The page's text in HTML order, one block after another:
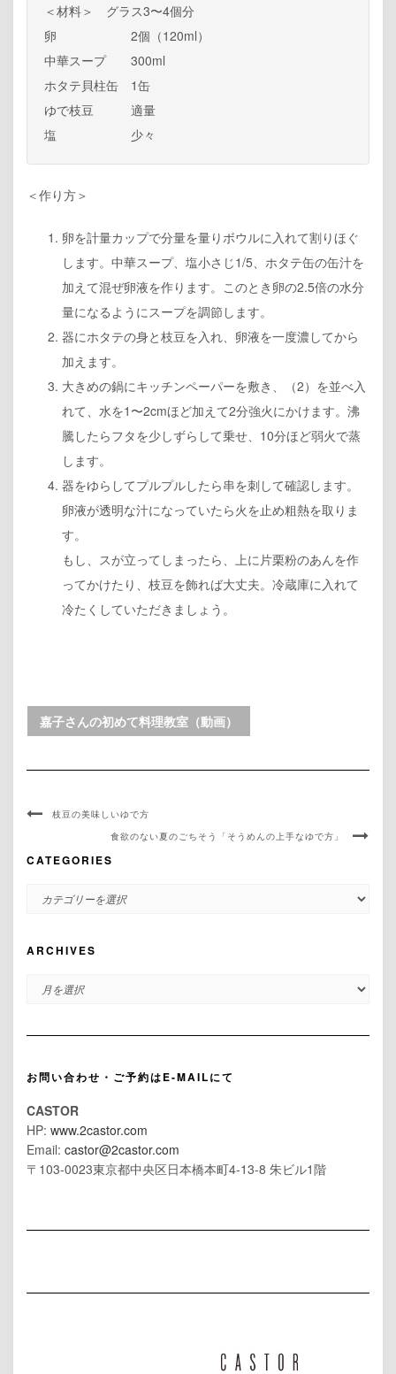
＜材料＞ グラス3〜4個分
卵 2個（120ml）
中華スープ 300ml
ホタテ貝柱缶 1缶
ゆで枝豆 適量
塩 少々
＜作り方＞
卵を計量カップで分量を量りボウルに入れて割りほぐ
します。中華スープ、塩小さじ1/5、ホタテ缶の缶汁を
加えて混ぜ卵液を作ります。このとき卵の2.5倍の水分
量になるようにスープを調節します。
器にホタテの身と枝豆を入れ、卵液を一度濃してから
加えます。
大きめの鍋にキッチンペーパーを敷き、（2）を並べ入
れて、水を1〜2cmほど加えて2分強火にかけます。沸
騰したらフタを少しずらして乗せ、10分ほど弱火で蒸
します。
器をゆらしてプルプルしたら串を刺して確認します。
卵液が透明な汁になっていたら火を止め粗熱を取りま
す。
もし、スが立ってしまったら、上に片栗粉のあんを作
ってかけたり、枝豆を飾れば大丈夫。冷蔵庫に入れて
冷たくしていただきましょう。
嘉子さんの初めて料理教室（動画）
枝豆の美味しいゆで方
食欲のない夏のごちそう「そうめんの上手なゆで方」
CATEGORIES
CATEGORIES
ARCHIVES
ARCHIVES
お問い合わせ・ご予約はE-MAILにて
CASTOR
HP: www.2castor.com
Email: castor@2castor.com
〒103-0023東京都中央区日本橋本町4-13-8 朱ビル1階